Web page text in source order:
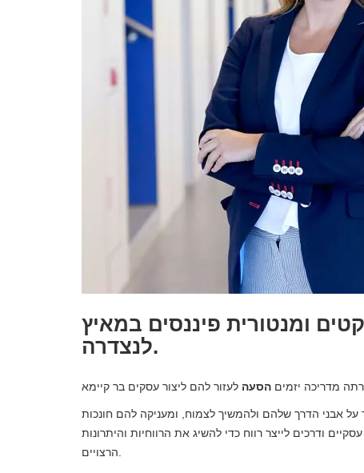
ומנטורית פיננסים במאיץ
לנצדרה.
מדריכה יזמים הסעה
אבני הדרך שלהם ולהמשיך לצמוח, ומעניקה להם חונכות
ודרכים לייצר רווח כדי להשיג את הרווחיות והיתרונות